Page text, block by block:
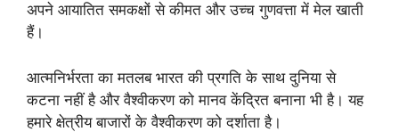
अपने आयातित समकक्षों से कीमत और उच्च गुणवत्ता में मेल खाती
हैं।
आत्मनिर्भरता का मतलब भारत की प्रगति के साथ दुनिया से
कटना नहीं है और वैश्वीकरण को मानव केंद्रित बनाना भी है। यह
हमारे क्षेत्रीय बाजारों के वैश्वीकरण को दर्शाता है।